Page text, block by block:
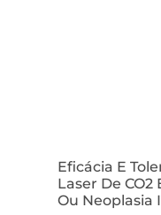
Eficácia E
Laser De
Ou Neoplasia